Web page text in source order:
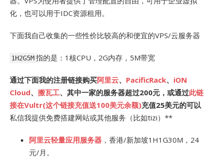
化，也可以用于IDC资源租用。
下面我自己收集的一些性价比较高的和便宜的VPS/云服务器
1H2G5M 指的是：1核CPU，2G内存，5M带宽
通过下面我的注册链接购买阿里云、 PacificRack、 iON
Cloud、 搬瓦工、其中一家的服务器超过200元，或通过此链
接在Vultr(这个链接充值送100美元余额)充值25美元的可以
私信我提供免费搭建网站或其他服务（比如tizi）**
阿里云轻量应用服务器 ，香港/新加坡1H1G30M，24
元/月。